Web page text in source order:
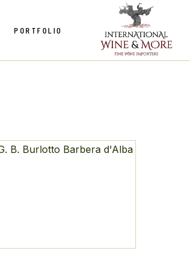
PORTFOLIO
Castello Romitorio
Cane
Haas